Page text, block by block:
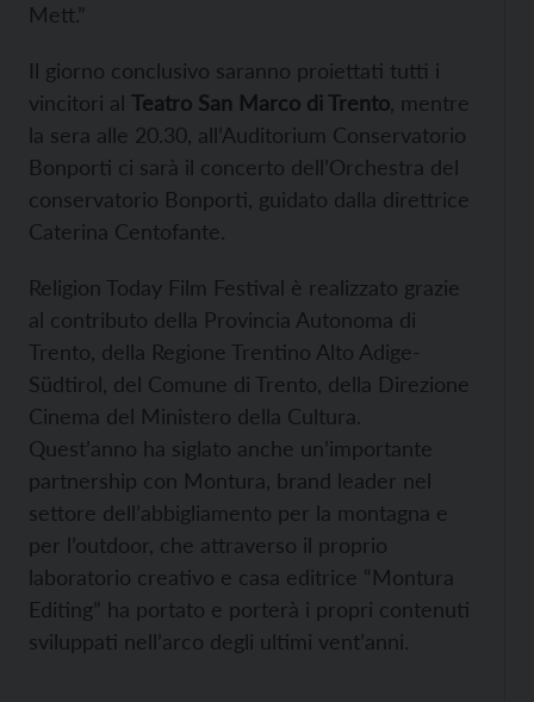
Mett.”
Il giorno conclusivo saranno proiettati tutti i
vincitori al Teatro San Marco di Trento , mentre
la sera alle 20.30, all’Auditorium Conservatorio
Bonporti ci sarà il concerto dell’Orchestra del
conservatorio Bonporti, guidato dalla direttrice
Caterina Centofante.
Religion Today Film Festival è realizzato grazie
al contributo della Provincia Autonoma di
Trento, della Regione Trentino Alto Adige-
Südtirol, del Comune di Trento, della Direzione
Cinema del Ministero della Cultura.
Quest’anno ha siglato anche un’importante
partnership con Montura, brand leader nel
settore dell’abbigliamento per la montagna e
per l’outdoor, che attraverso il proprio
laboratorio creativo e casa editrice “Montura
Editing” ha portato e porterà i propri contenuti
sviluppati nell’arco degli ultimi vent’anni.